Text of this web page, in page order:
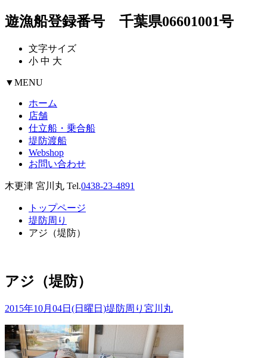
遊漁船登録番号 千葉県06601001号
文字サイズ
小 中 大
▼MENU
ホーム
店舗
仕立船・乗合船
堤防渡船
Webshop
お問い合わせ
木更津 宮川丸 Tel.0438-23-4891
トップページ
堤防周り
アジ（堤防）
アジ（堤防）
2015年10月04日(日曜日)堤防周り 宮川丸